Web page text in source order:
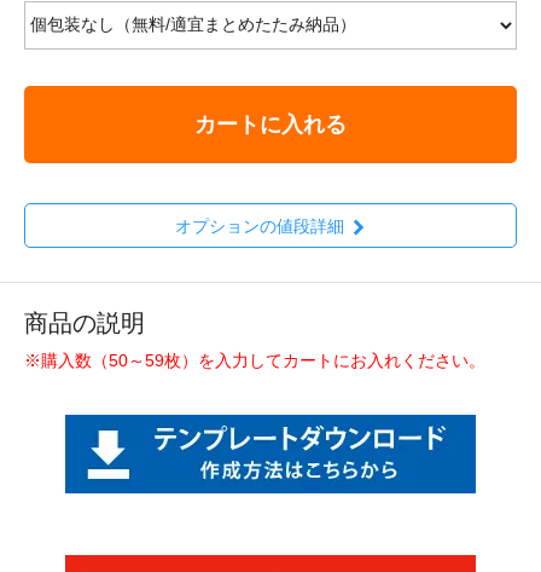
カートに入れる
オプションの値段詳細
商品の説明
※購入数（50～59枚）を入力してカートにお入れください。